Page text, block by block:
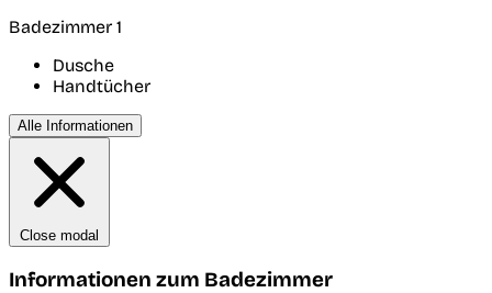
Badezimmer 1
Dusche
Handtücher
Alle Informationen
Close modal
Informationen zum Badezimmer